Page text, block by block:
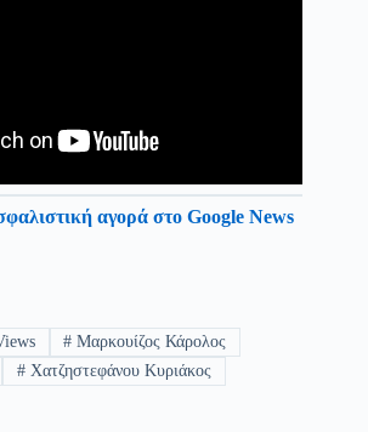
αγορά στο Google News
# Μαρκουίζος Κάρολος
#Χατζηστεφάνου Κυριάκος